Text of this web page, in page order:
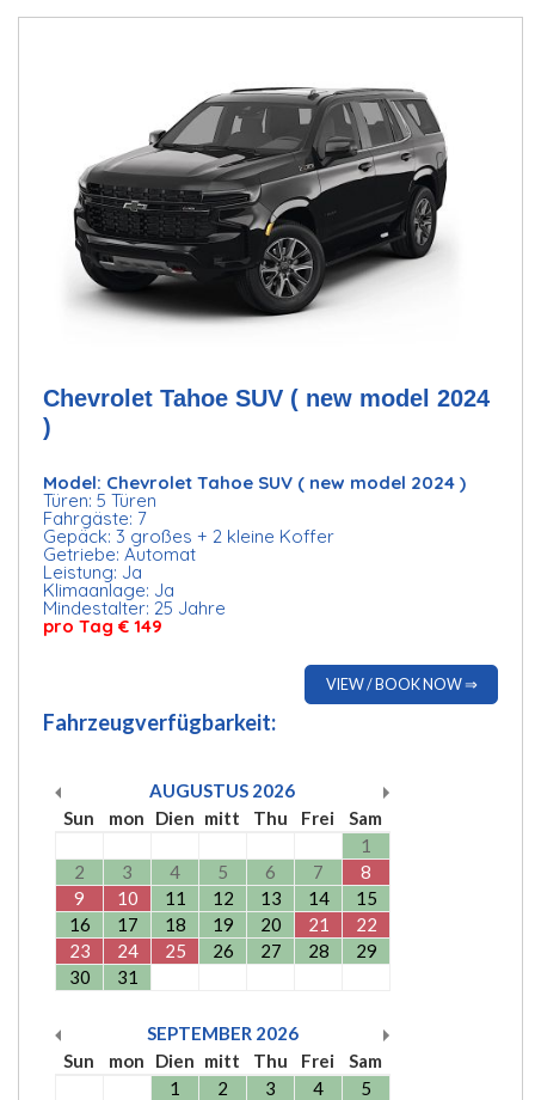
Chevrolet Tahoe SUV ( new model 2024
)
Model: Chevrolet Tahoe SUV ( new model 2024 )
Türen: 5 Türen
Fahrgäste: 7
Gepäck: 3 großes + 2 kleine Koffer
Getriebe: Automat
Leistung: Ja
Klimaanlage: Ja
Mindestalter: 25 Jahre
pro Tag € 149
VIEW / BOOK NOW ⇒
Fahrzeugverfügbarkeit:
AUGUSTUS 2026
Sun
mon Dien mitt Thu Frei
Sam
1
2
3 4 5 6 7
8
9
10 11 12 13 14
15
16
17 18 19 20 21
22
23
24 25 26 27 28
29
30
31
SEPTEMBER 2026
Sun
mon Dien mitt Thu Frei
Sam
1
2 3 4
5